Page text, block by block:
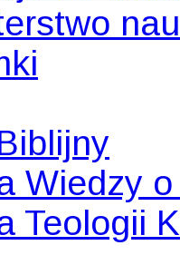
Wiedzy
Teologii